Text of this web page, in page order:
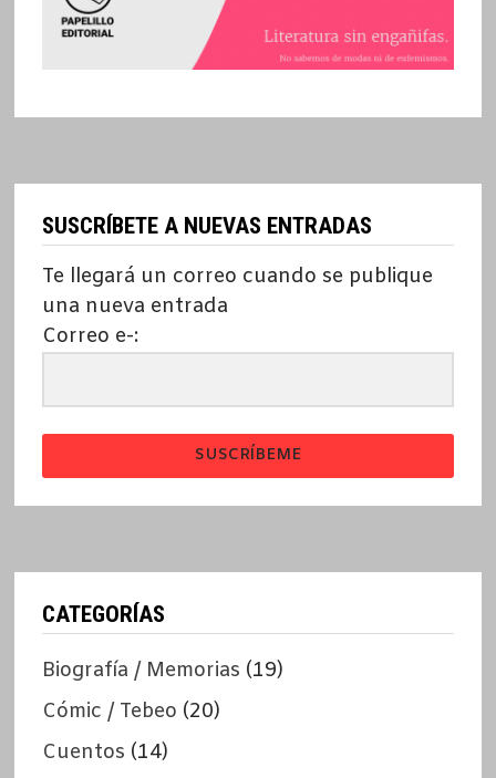
SUSCRÍBETE A NUEVAS ENTRADAS
Te llegará un correo cuando se publique
una nueva entrada
Correo e-:
SUSCRÍBEME
CATEGORÍAS
Biografía / Memorias (19)
Cómic / Tebeo (20)
Cuentos (14)